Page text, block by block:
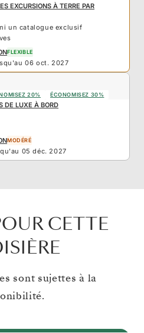
EXCURSIONS À TERRE PAR
un catalogue exclusif
FLEXIBLE
06 oct. 2027
20% ÉCONOMISEZ 30%
DE LUXE À BORD
MODÉRÉ
05 déc. 2027
CETTE
sont sujettes à la